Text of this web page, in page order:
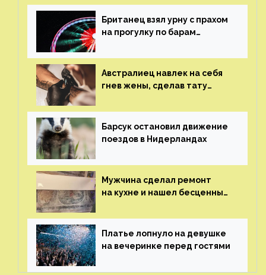
Британец взял урну с прахом
на прогулку по барам
Австралиец навлек на себя
гнев жены, сделав тату
Барсук остановил движение
поездов в Нидерландах
Мужчина сделал ремонт
на кухне и нашел бесценные
Платье лопнуло на девушке
на вечеринке перед гостями